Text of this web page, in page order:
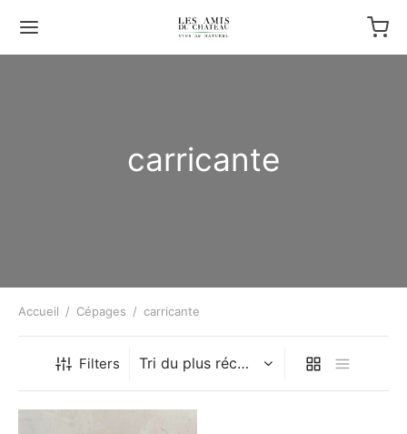
carricante
Accueil / Cépages / carricante
Filters